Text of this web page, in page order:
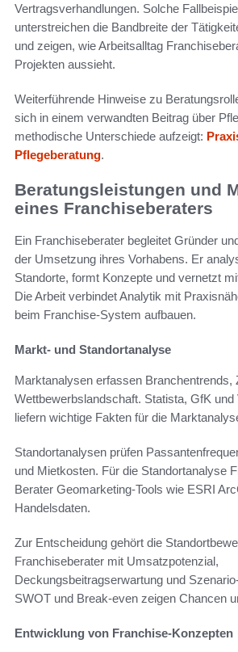
Vertragsverhandlungen. Solche
unterstreichen die Bandbreite der
und zeigen, wie Arbeitsalltag
Projekten aussieht.
Weiterführende Hinweise zu
sich in einem verwandten Beitrag über
methodische Unterschiede aufzeigt:
Pflegeberatung.
Beratungsleistungen und
eines Franchiseberaters
Ein Franchiseberater begleitet Gründer
der Umsetzung ihres Vorhabens. Er
Standorte, formt Konzepte und vernetzt
Die Arbeit verbindet Analytik mit
beim Franchise-System aufbauen.
Markt- und Standortanalyse
Marktanalysen erfassen Branchentrends,
Wettbewerbslandschaft. Statista, GfK und
liefern wichtige Fakten für die
Standortanalysen prüfen
und Mietkosten. Für die Standortanalyse
Berater Geomarketing-Tools wie ESRI
Handelsdaten.
Zur Entscheidung gehört die
Franchiseberater mit Umsatzpotenzial,
Deckungsbeitragserwartung und
SWOT und Break-even zeigen Chancen
Entwicklung von Franchise-Konzepten